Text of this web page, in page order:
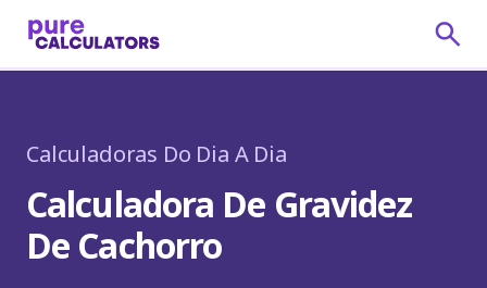
Calculadoras Do Dia A Dia
Calculadora De Gravidez
De Cachorro